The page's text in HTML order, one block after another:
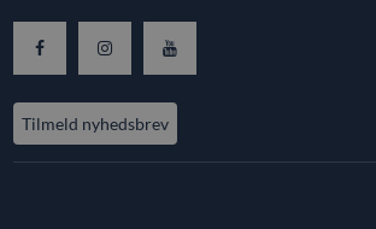
Tilmeld nyhedsbrev